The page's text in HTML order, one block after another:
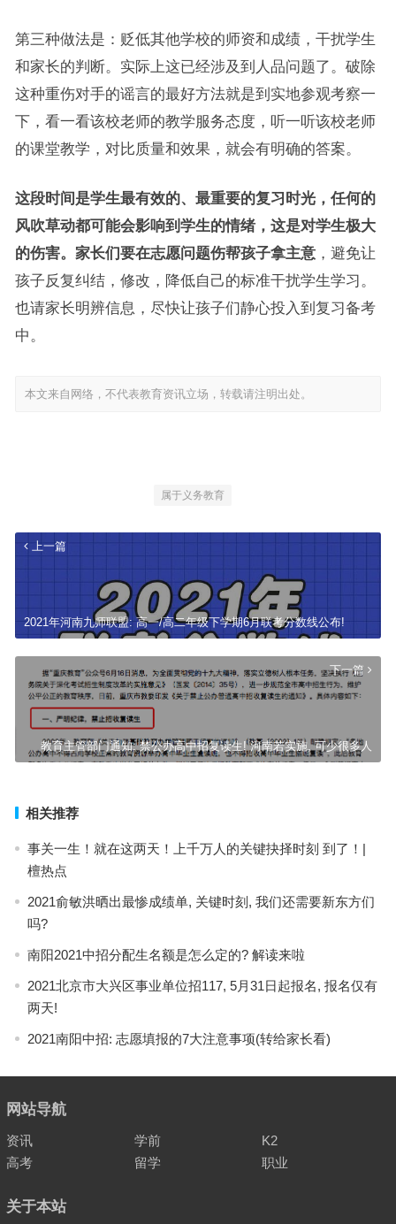
第三种做法是：贬低其他学校的师资和成绩，干扰学生
和家长的判断。实际上这已经涉及到人品问题了。破除
这种重伤对手的谣言的最好方法就是到实地参观考察一
下，看一看该校老师的教学服务态度，听一听该校老师
的课堂教学，对比质量和效果，就会有明确的答案。
这段时间是学生最有效的、最重要的复习时光，任何的
风吹草动都可能会影响到学生的情绪，这是对学生极大
的伤害。家长们要在志愿问题伤帮孩子拿主意，避免让
孩子反复纠结，修改，降低自己的标准干扰学生学习。
也请家长明辨信息，尽快让孩子们静心投入到复习备考
中。
本文来自网络，不代表教育资讯立场，转载请注明出处。
属于义务教育
上一篇
2021年河南九师联盟: 高一/高二年级下学期6月联考分数线公布!
下一篇
教育主管部门通知: 禁公办高中招复读生! 河南若实施, 可少很多人
相关推荐
事关一生！就在这两天！上千万人的关键抉择时刻 到了！|
檀热点
2021俞敏洪晒出最惨成绩单, 关键时刻, 我们还需要新东方们
吗?
南阳2021中招分配生名额是怎么定的? 解读来啦
2021北京市大兴区事业单位招117, 5月31日起报名, 报名仅有
两天!
2021南阳中招: 志愿填报的7大注意事项(转给家长看)
网站导航
资讯 学前
K2
高考
留学 职业
关于本站